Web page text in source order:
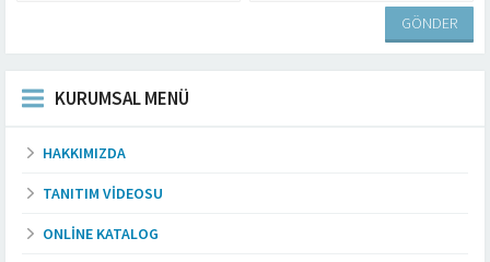
KURUMSAL MENÜ
HAKKIMIZDA
TANITIM VIDEOSU
ONLINE KATALOG